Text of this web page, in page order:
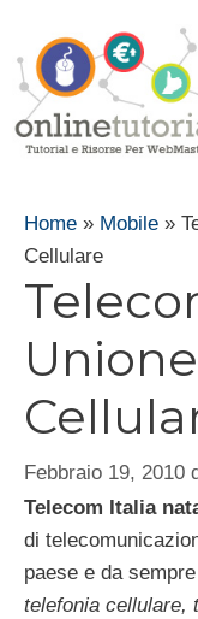
contenuto
Home » Mobile »
Cellulare
Febbraio 19, 2010
Telecom Italia
di
paese e da sempre
telefonia cellulare,